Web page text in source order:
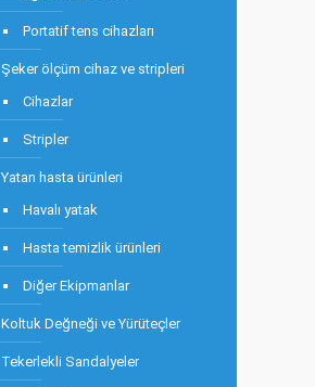
Portatif tens cihazları
Şeker ölçüm cihaz ve stripleri
Cihazlar
Stripler
Yatan hasta ürünleri
Havalı yatak
Hasta temizlik ürünleri
Diğer Ekipmanlar
Koltuk Değneği ve Yürüteçler
Tekerlekli Sandalyeler